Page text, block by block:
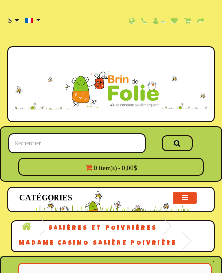
$
0 item(s) - 0,00$
CATÉGORIES
SALIÈRES ET POIVRIÈRES
MADAME CASINO SALIÈRE POIVRIÈRE